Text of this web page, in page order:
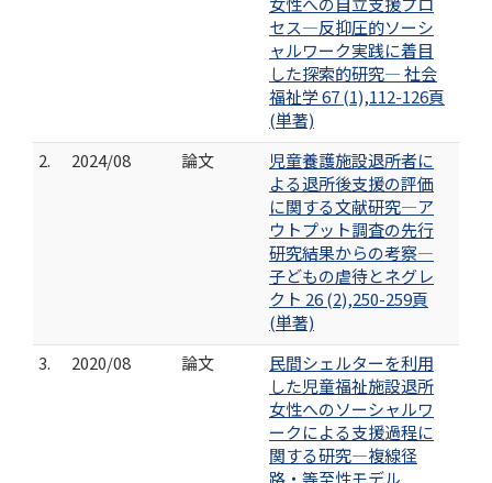
セス―反抑圧的ソーシ
ャルワーク実践に着目
した探索的研究― 社会
福祉学 67 (1),112-126頁
(単著)
2.
2024/08 論文
児童養護施設退所者に
よる退所後支援の評価
に関する文献研究―ア
ウトプット調査の先行
研究結果からの考察―
子どもの虐待とネグレ
クト 26 (2),250-259頁
(単著)
3.
2020/08 論文
民間シェルターを利用
した児童福祉施設退所
女性へのソーシャルワ
ークによる支援過程に
関する研究―複線径
路・等至性モデル